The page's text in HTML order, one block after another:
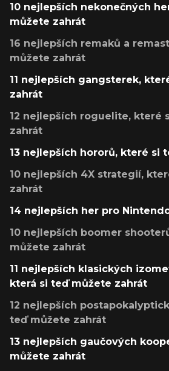
10 nejlepších nekonečných
můžete zahrát
16 nejlepších remaků a
můžete zahrát
11 nejlepších gangsterek,
zahrát
12 nejlepších roguelite, které
zahrát
13 nejlepších hororů, které si
10 nejlepších 4X strategií,
zahrát
14 nejlepších her pro
10 nejlepších boomer
můžete zahrát
11 nejlepších klasických
která si teď můžete zahrát
12 nejlepších
teď můžete zahrát
13 nejlepších gaučových
můžete zahrát